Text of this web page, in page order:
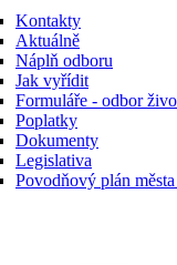
Kontakty
Aktuálně
Náplň odboru
Jak vyřídit
Formuláře - odbor
Poplatky
Dokumenty
Legislativa
Povodňový plán